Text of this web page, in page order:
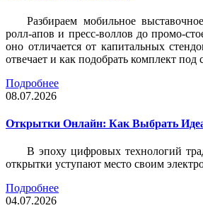
Разбираем мобильное
ролл-апов и пресс-воллов до промо-
оно отличается от капитальных
отвечает и как подобрать комплект
Подробнее
08.07.2026
Открытки Онлайн: Как Выбрать
В эпоху цифровых технологий
открытки уступают место своим
Подробнее
04.07.2026